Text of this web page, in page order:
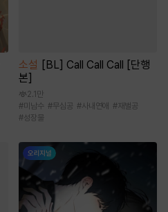
소설 [BL] Call Call Call [단행
본]
2.1만
#미남수 #무심공 #사내연애 #재벌공
#성장물